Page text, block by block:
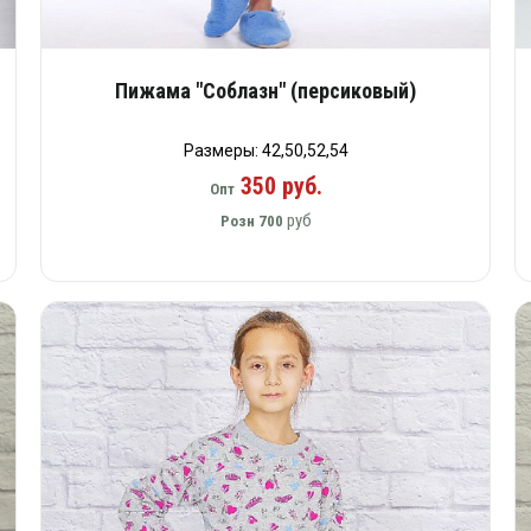
Пижама "Соблазн" (персиковый)
Размеры: 42,50,52,54
Опт350 руб.
Розн 700 руб